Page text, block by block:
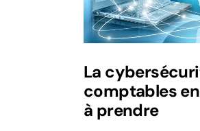
La
comptables
à prendre